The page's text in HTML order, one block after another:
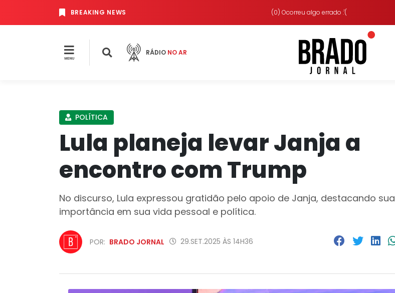
BREAKING NEWS (0) Ocorreu algo errado :'(
MENU
RÁDIO NO AR
POLÍTICA
Lula planeja levar Janja a
encontro com Trump
No discurso, Lula expressou gratidão pelo apoio de Janja, destacando sua
importância em sua vida pessoal e política.
POR: BRADO JORNAL 29.SET.2025 ÀS 14H36